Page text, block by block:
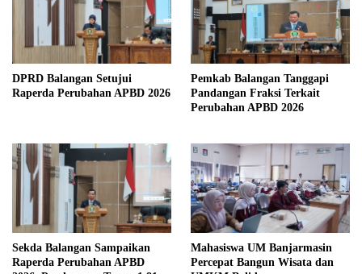
DPRD Balangan Setujui
Raperda Perubahan APBD 2026
Pemkab Balangan Tanggapi
Pandangan Fraksi Terkait
Perubahan APBD 2026
Sekda Balangan Sampaikan
Raperda Perubahan APBD
Mahasiswa UM Banjarmasin
Percepat Bangun Wisata dan